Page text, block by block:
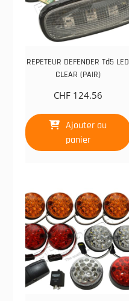
REPETEUR DEFENDER Td5 LED
CLEAR (PAIR)
CHF124.56
Ajouter au
panier